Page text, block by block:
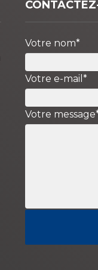
Votre nom*
Votre e-mail*
Votre